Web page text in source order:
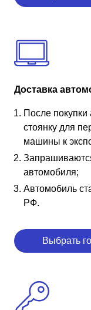
Доставка
После
стоянку для
машины к
автомобиля;
Автомобиль
РФ.
Выбрать